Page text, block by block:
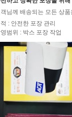
님께 배송되는 모든 상
: 안전한 포장 관리
범위 : 박스 포장 작업